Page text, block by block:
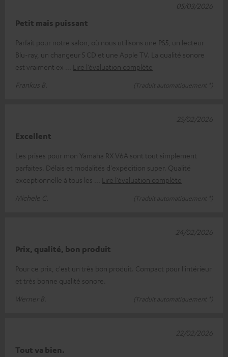
Petit mais puissant
Parfait pour notre salon, où nous utilisons une PS5, un lecteur
Blu-ray, un changeur 5 CD et une Apple TV. La qualité sonore
est vraiment ex
Lire l’évaluation complète
Frankus B.
(Traduit automatiquement *)
05/03/2026
Excellent
Les prises pour mon Yamaha RX V6A sont tout simplement
parfaites. Délais et modalités d'expédition super. Qualité
exceptionnelle à tous les
Lire l’évaluation complète
Michele C.
(Traduit automatiquement *)
25/02/2026
Prix, qualité, bon produit
Pour ce prix, c'est un très bon produit. Compact pour l'intérieur
et très bonne qualité sonore.
Werner B.
(Traduit automatiquement *)
24/02/2026
Tout va bien.
22/02/2026